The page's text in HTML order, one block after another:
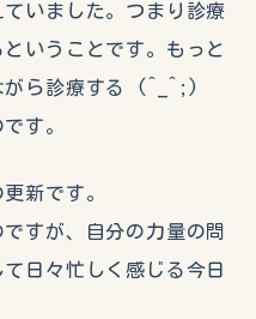
いました。つまり診療
いうことです。もっと
がら診療する (^_^;)
す。
新です。
すが、自分の力量の問
日々忙しく感じる今日